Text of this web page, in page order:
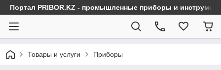
Портал PRIBOR.KZ - промышленные приборы и
Товары и услуги Приборы